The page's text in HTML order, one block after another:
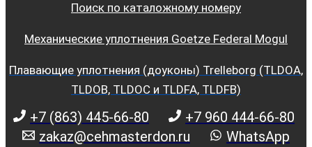
Поиск по каталожному номеру
Механические уплотнения Goetze Federal Mogul
Плавающие уплотнения (доуконы) Trelleborg (TLDOA,
TLDOB, TLDOC и TLDFA, TLDFB)
+7 (863) 445-66-80
+7 960 444-66-80
zakaz@cehmasterdon.ru
WhatsApp